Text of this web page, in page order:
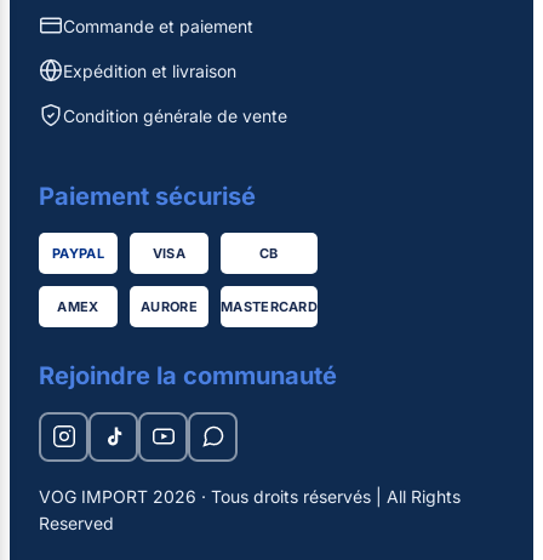
Commande et paiement
Expédition et livraison
Condition générale de vente
Paiement sécurisé
PAYPAL VISA CB
AMEX AURORE MASTERCARD
Rejoindre la communauté
VOG IMPORT 2026 · Tous droits réservés | All Rights
Reserved